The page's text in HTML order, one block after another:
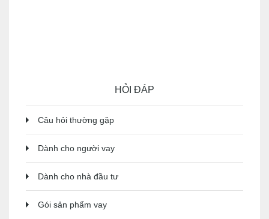
HỎI ĐÁP
Câu hỏi thường gặp
Dành cho người vay
Dành cho nhà đầu tư
Gói sản phẩm vay